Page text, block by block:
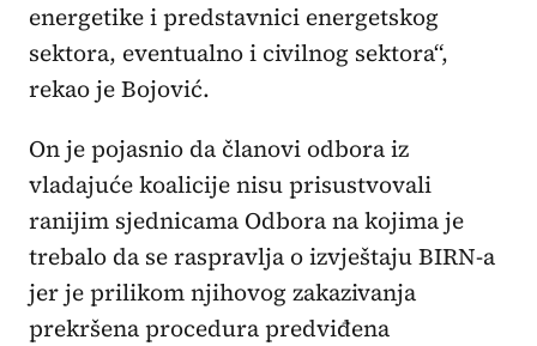
energetike i predstavnici energetskog
sektora, eventualno i civilnog sektora“,
rekao je Bojović.
On je pojasnio da članovi odbora iz
vladajuće koalicije nisu prisustvovali
ranijim sjednicama Odbora na kojima je
trebalo da se raspravlja o izvještaju BIRN-a
jer je prilikom njihovog zakazivanja
prekršena procedura predviđena